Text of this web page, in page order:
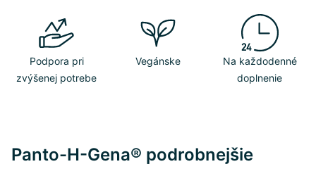
Podpora pri
zvýšenej potrebe
Vegánske
Na každodenné
doplnenie
Panto-H-Gena® podrobnejšie